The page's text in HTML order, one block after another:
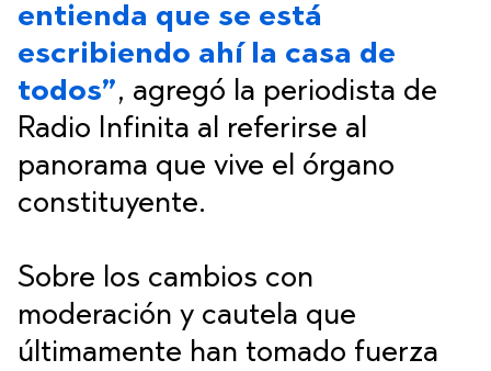
entienda que se está
escribiendo ahí la casa de
todos”, agregó la periodista de
Radio Infinita al referirse al
panorama que vive el órgano
constituyente.
Sobre los cambios con
moderación y cautela que
últimamente han tomado fuerza